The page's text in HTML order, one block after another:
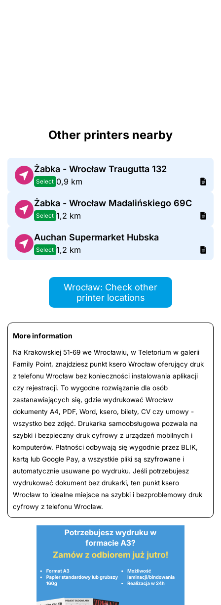
Other printers nearby
Żabka - Wrocław Traugutta 132
Select 0,9 km
Żabka - Wrocław Madalińskiego 69C
Select 1,2 km
Auchan Supermarket Hubska
Select 1,2 km
Wrocław: Check other
printer locations
More information
Na Krakowskiej 51-69 we Wrocławiu, w Teletorium w galerii
Family Point, znajdziesz punkt ksero Wrocław oferujący druk
z telefonu Wrocław bez konieczności instalowania aplikacji
czy rejestracji. To wygodne rozwiązanie dla osób
zastanawiających się, gdzie wydrukować Wrocław
dokumenty A4, PDF, Word, ksero, bilety, CV czy umowy -
wszystko bez zdjęć. Drukarka samoobsługowa pozwala na
szybki i bezpieczny druk cyfrowy z urządzeń mobilnych i
komputerów. Płatności odbywają się wygodnie przez BLIK,
kartą lub Google Pay, a wszystkie pliki są szyfrowane i
automatycznie usuwane po wydruku. Jeśli potrzebujesz
wydrukować dokument bez drukarki, ten punkt ksero
Wrocław to idealne miejsce na szybki i bezproblemowy druk
cyfrowy z telefonu Wrocław.